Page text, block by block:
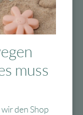
auch
muss
den Shop